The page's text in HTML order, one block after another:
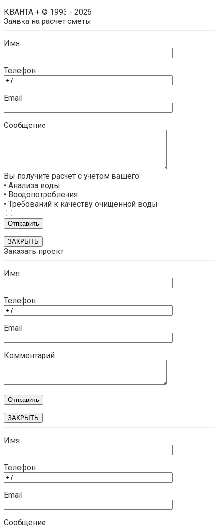
КВАНТА + © 1993 - 2026
Заявка на расчет сметы
Имя
Телефон
Email
Сообщение
Вы получите расчет с учетом вашего:
• Анализа воды
• Воодопотребления
• Требований к качеству очищенной воды
ЗАКРЫТЬ
Заказать проект
Имя
Телефон
Email
Комментарий
ЗАКРЫТЬ
Имя
Телефон
Email
Сообщение